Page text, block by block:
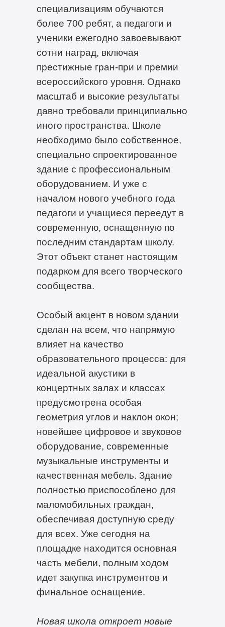
специализациям обучаются
более 700 ребят, а педагоги и
ученики ежегодно завоевывают
сотни наград, включая
престижные гран-при и премии
всероссийского уровня. Однако
масштаб и высокие результаты
давно требовали принципиально
иного пространства. Школе
необходимо было собственное,
специально спроектированное
здание с профессиональным
оборудованием. И уже с
началом нового учебного года
педагоги и учащиеся переедут в
современную, оснащенную по
последним стандартам школу.
Этот объект станет настоящим
подарком для всего творческого
сообщества.
Особый акцент в новом здании
сделан на всем, что напрямую
влияет на качество
образовательного процесса: для
идеальной акустики в
концертных залах и классах
предусмотрена особая
геометрия углов и наклон окон;
новейшее цифровое и звуковое
оборудование, современные
музыкальные инструменты и
качественная мебель. Здание
полностью приспособлено для
маломобильных граждан,
обеспечивая доступную среду
для всех. Уже сегодня на
площадке находится основная
часть мебели, полным ходом
идет закупка инструментов и
финальное оснащение.
Новая школа откроет новые